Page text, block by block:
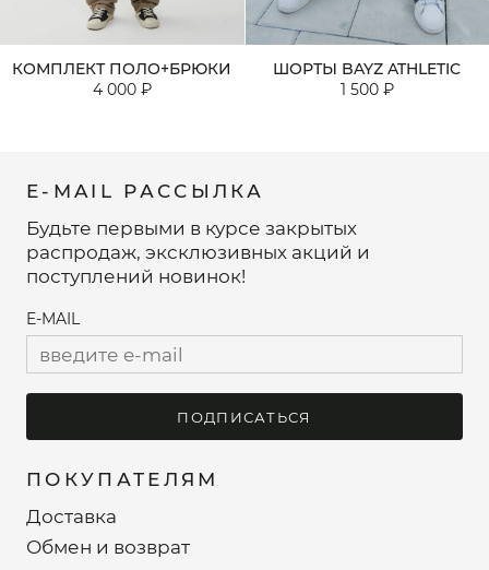
КОМПЛЕКТ ПОЛО+БРЮКИ
4 000 ₽
ШОРТЫ BAYZ ATHLETIC
1 500 ₽
ПОКУПАТЕЛЯМ
Доставка
Обмен и возврат
E-MAIL РАССЫЛКА
Будьте первыми в курсе закрытых
распродаж, эксклюзивных акций и
поступлений новинок!
E-MAIL
ПОДПИСАТЬСЯ